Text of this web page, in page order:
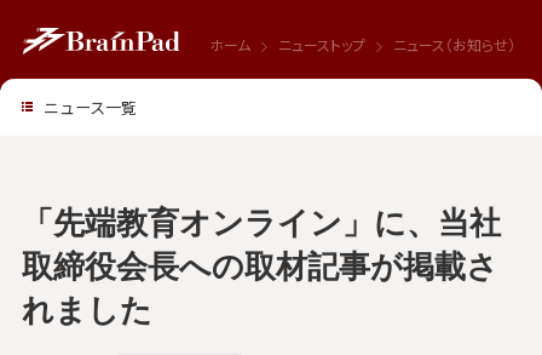
ホーム ニューストップ ニュース（お知らせ）
「先端教育オンライン」に、当社
取締役会長への取材記事が掲載さ
れました
ニュース一覧